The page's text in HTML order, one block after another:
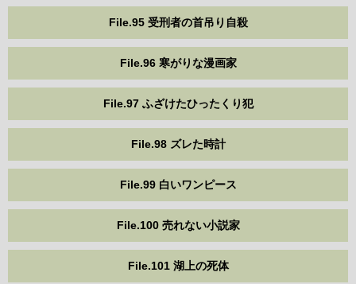
File.95 受刑者の首吊り自殺
File.96 寒がりな漫画家
File.97 ふざけたひったくり犯
File.98 ズレた時計
File.99 白いワンピース
File.100 売れない小説家
File.101 湖上の死体